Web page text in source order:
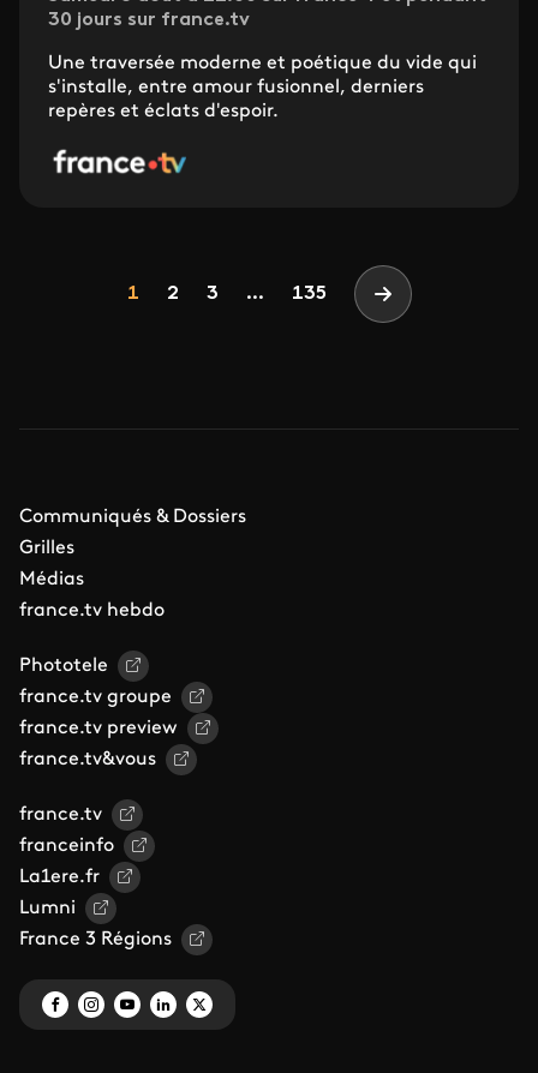
30 jours sur france.tv
Une traversée moderne et poétique du vide qui
s'installe, entre amour fusionnel, derniers
repères et éclats d'espoir.
Page
1 Page
2 Page
3 ... 135 Page suivante
Communiqués & Dossiers
Grilles
Médias
france.tv hebdo
Phototele
france.tv groupe
france.tv preview
france.tv&vous
france.tv
franceinfo
La1ere.fr
Lumni
France 3 Régions